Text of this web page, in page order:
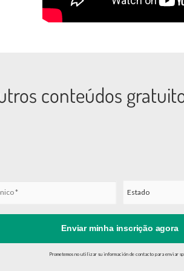
conteúdos
Enviar minha inscrição agora
Prometemos no utilizar su información de contacto para enviar